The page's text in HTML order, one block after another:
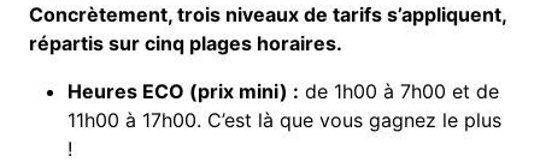
Concrètement, trois niveaux de tarifs s’appliquent,
répartis sur cinq plages horaires.
Heures ECO (prix mini) : de 1h00 à 7h00 et de
11h00 à 17h00. C’est là que vous gagnez le plus
!